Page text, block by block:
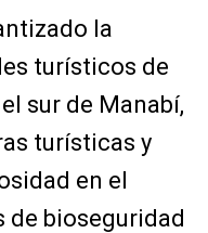
la
turísticos de
sur de Manabí,
turísticas y
en el
de bioseguridad